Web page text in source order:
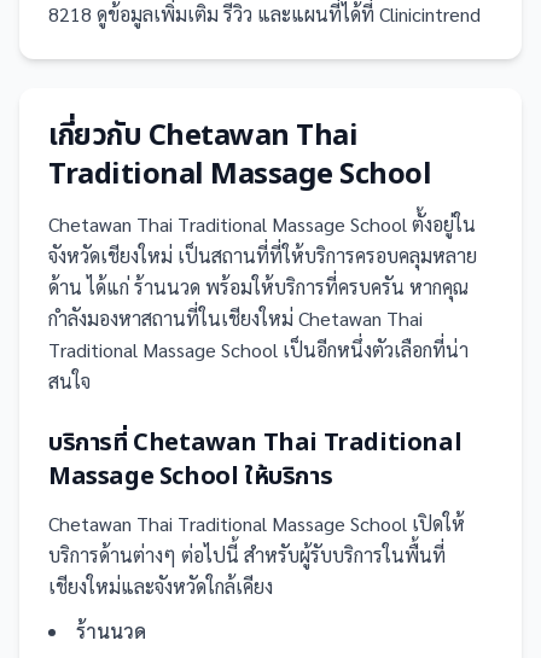
8218 ดูข้อมูลเพิ่มเติม รีวิว และแผนที่ได้ที่ Clinicintrend
เกี่ยวกับ Chetawan Thai
Traditional Massage School
Chetawan Thai Traditional Massage School ตั้งอยู่ใน
จังหวัดเชียงใหม่ เป็นสถานที่ที่ให้บริการครอบคลุมหลาย
ด้าน ได้แก่ ร้านนวด พร้อมให้บริการที่ครบครัน หากคุณ
กำลังมองหาสถานที่ในเชียงใหม่ Chetawan Thai
Traditional Massage School เป็นอีกหนึ่งตัวเลือกที่น่า
สนใจ
บริการที่ Chetawan Thai Traditional
Massage School ให้บริการ
Chetawan Thai Traditional Massage School เปิดให้
บริการด้านต่างๆ ต่อไปนี้ สำหรับผู้รับบริการในพื้นที่
เชียงใหม่และจังหวัดใกล้เคียง
ร้านนวด